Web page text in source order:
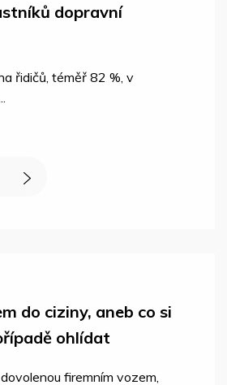
dopravní
řidičů, téměř 82 %, v
do ciziny, aneb co si
ohlídat
firemním vozem,